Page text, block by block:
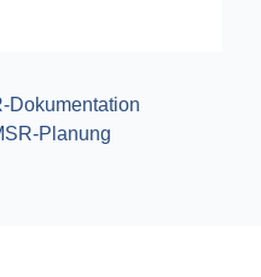
Dokumentation
Planung